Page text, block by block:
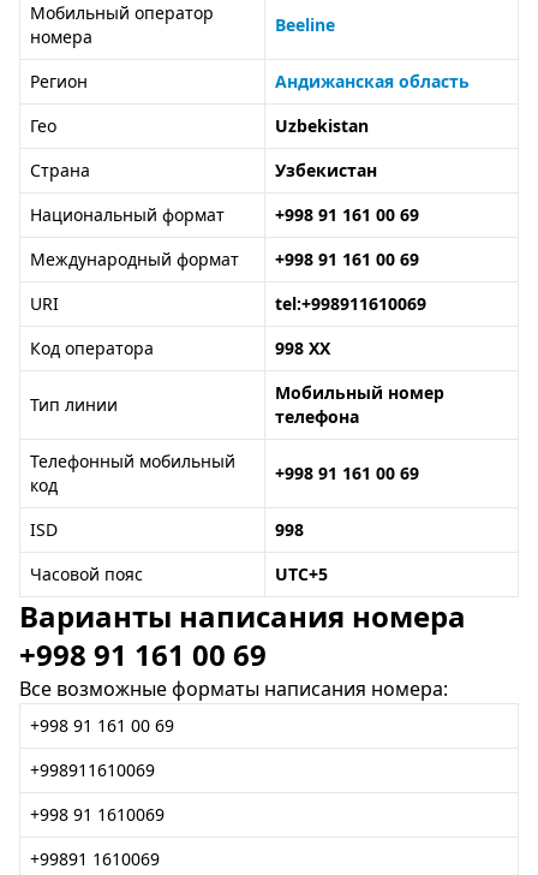
Мобильный оператор
номера
Beeline
Регион
Андижанская область
Гео
Uzbekistan
Страна
Узбекистан
Национальный формат
+998 91 161 00 69
Международный формат
+998 91 161 00 69
URI
tel:+998911610069
Код оператора
998 XX
Тип линии
Мобильный номер
телефона
Телефонный мобильный
код
+998 91 161 00 69
ISD
998
Часовой пояс
UTC+5
Варианты написания номера
+998 91 161 00 69
Все возможные форматы написания номера:
+998 91 161 00 69
+998911610069
+998 91 1610069
+99891 1610069